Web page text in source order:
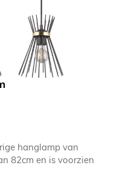
hanglamp van
82cm en is voorzien